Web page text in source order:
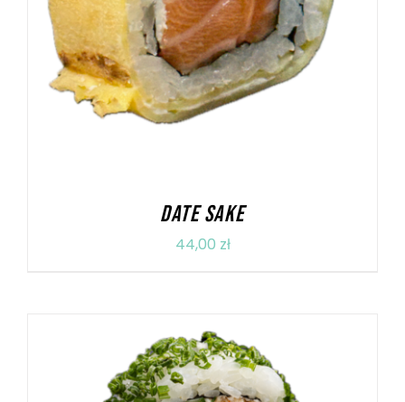
DATE SAKE
44,00 zł